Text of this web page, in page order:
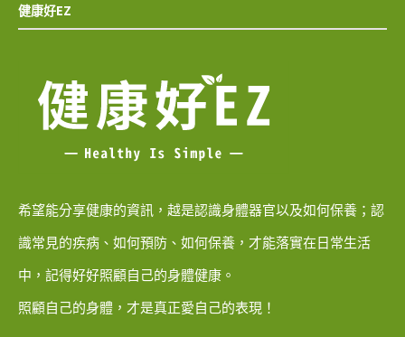
健康好EZ
希望能分享健康的資訊，越是認識身體器官以及如何保養；認
識常見的疾病、如何預防、如何保養，才能落實在日常生活
中，記得好好照顧自己的身體健康。
照顧自己的身體，才是真正愛自己的表現！